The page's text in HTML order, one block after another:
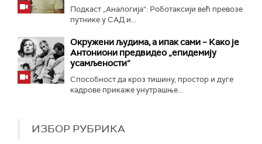
Подкаст „Аналогија“: Роботаксији већ превозе
путнике у САД и...
Окружени људима, а ипак сами – Како је
Антониони предвидео „епидемију
усамљености“
Способност да кроз тишину, простор и дуге
кадрове прикаже унутрашње...
ИЗБОР РУБРИКА